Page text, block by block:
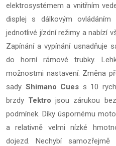
elektrosystémem a vnitřním
displej s dálkovým ovládáním
jednotlivé jízdní režimy a nabízí
Zapínání a vypínání usnadňuje
do horní rámové trubky.
možnostmi nastavení. Změna
sady Shimano Cues s 10
brzdy Tektro jsou zárukou
podmínek. Díky úspornému
a relativně velmi nízké
dojezd. Nechybí